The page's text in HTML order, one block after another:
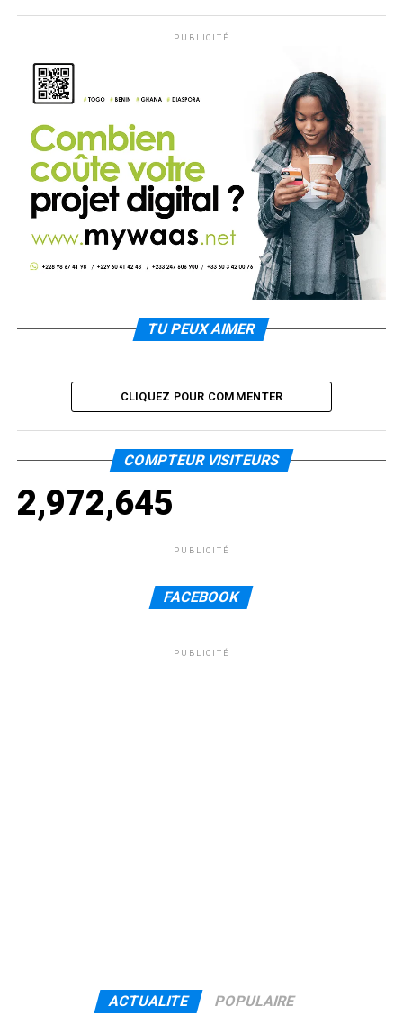
PUBLICITÉ
TU PEUX AIMER
CLIQUEZ POUR COMMENTER
COMPTEUR VISITEURS
2,972,645
PUBLICITÉ
FACEBOOK
PUBLICITÉ
ACTUALITE POPULAIRE